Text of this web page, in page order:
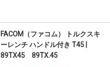
FACOM（ファコム） トルクスキ
ーレンチ ハンドル付き T45 |
89TX45 89TX.45